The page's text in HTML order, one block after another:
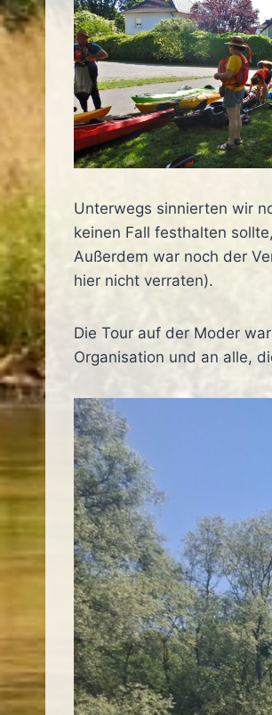
Unterwegs sinnierten wir
keinen Fall festhalten
Außerdem war noch der
hier nicht verraten).
Die Tour auf der Moder
Organisation und an alle,